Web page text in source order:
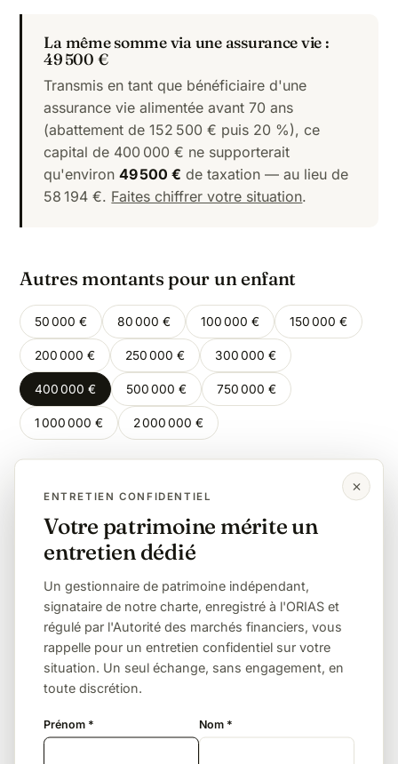
La même somme via une assurance vie :
49 500 €
Transmis en tant que bénéficiaire d'une
assurance vie alimentée avant 70 ans
(abattement de 152 500 € puis 20 %), ce
capital de 400 000 € ne supporterait
qu'environ49 500 € de taxation — au lieu de
58 194 €. Faites chiffrer votre situation.
Autres montants pour un enfant
50 000 € 80 000 € 100 000 € 150 000 €
200 000 € 250 000 € 300 000 €
400 000 € 500 000 € 750 000 €
1 000 000 € 2 000 000 €
Même montant, autre lien de parenté
Enfant Petit-enfant Frère / sœur
La donation, tous les 15 ans
L'abattement de 100 000 € par enfant se reconstitue
tous les 15 ans. Donner de son vivant, tôt et par
montant en franchise totale de droits — c'est le levier
ENTRETIEN CONFIDENTIEL
Votre patrimoine mérite un
entretien dédié
Un gestionnaire de patrimoine indépendant,
signataire de notre charte, enregistré à l'ORIAS et
régulé par l'Autorité des marchés financiers, vous
rappelle pour un entretien confidentiel sur votre
situation. Un seul échange, sans engagement, en
toute discrétion.
Prénom * Nom *